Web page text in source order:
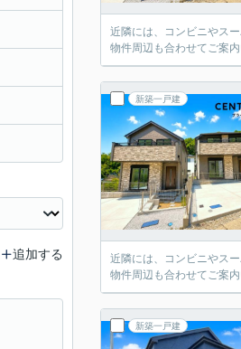
近隣には、コンビニやス
物件周辺も合わせてご案
新築一戸建
近隣には、コンビニやス
物件周辺も合わせてご案
新築一戸建
追加する